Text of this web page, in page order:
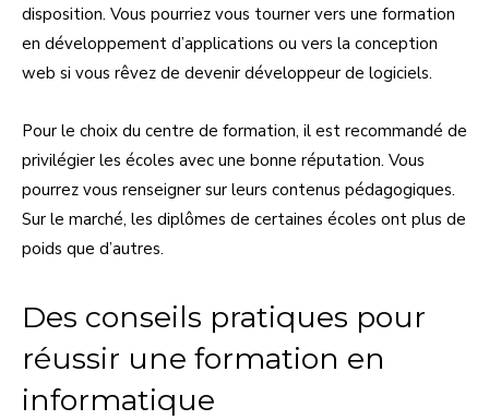
disposition. Vous pourriez vous tourner vers une formation
en développement d’applications ou vers la conception
web si vous rêvez de devenir développeur de logiciels.
Pour le choix du centre de formation, il est recommandé de
privilégier les écoles avec une bonne réputation. Vous
pourrez vous renseigner sur leurs contenus pédagogiques.
Sur le marché, les diplômes de certaines écoles ont plus de
poids que d’autres.
Des conseils pratiques pour
réussir une formation en
informatique